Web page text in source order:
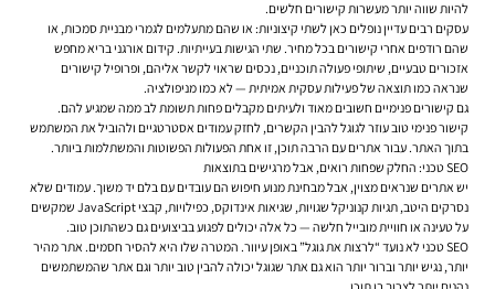
להיות שווה יותר מעשרות קישורים חלשים.
עסקים רבים עדיין נופלים כאן לשתי קיצוניות: או שהם מתעלמים לגמרי מבניית סמכות, או
שהם רודפים אחרי קישורים בכל מחיר. שתי הגישות בעייתיות. קידום אורגני בריא מחפש
אזכורים טבעיים, שיתופי פעולה תוכניים, נכסים שראוי לקשר אליהם, ופרופיל קישורים
שנראה כמו תוצאה של פעילות עסקית אמיתית — לא כמו מניפולציה.
גם קישורים פנימיים חשובים מאוד ולעיתים מקבלים פחות תשומת לב ממה שמגיע להם.
קישור פנימי טוב עוזר לגוגל להבין הקשרים, לחזק עמודים אסטרטגיים ולהוביל את המשתמש
בתוך האתר. עבור אתרים עם הרבה תוכן, זו אחת הפעולות הפשוטות והמשתלמות ביותר.
SEO טכני: החלק שפחות רואים, אבל מרגישים בתוצאות
יש אתרים שנראים מצוין, אבל מבחינת מנוע חיפוש הם עובדים עם בלם יד משוך. עמודים שלא
נסרקים היטב, תגיות קנוניקל שגויות, שגיאות אינדוקס, כפילויות, קבצי JavaScript שמקשים
על טעינה או חוויית מובייל חלשה — כל אלה יכולים לפגוע בביצועים גם כשהתוכן טוב.
SEO טכני לא נועד “לרצות את גוגל” באופן עיוור. המטרה שלו היא להסיר חסמים. אתר מהיר
יותר, נגיש יותר וברור יותר הוא גם אתר שגוגל יכולה להבין טוב יותר וגם אתר שהמשתמשים